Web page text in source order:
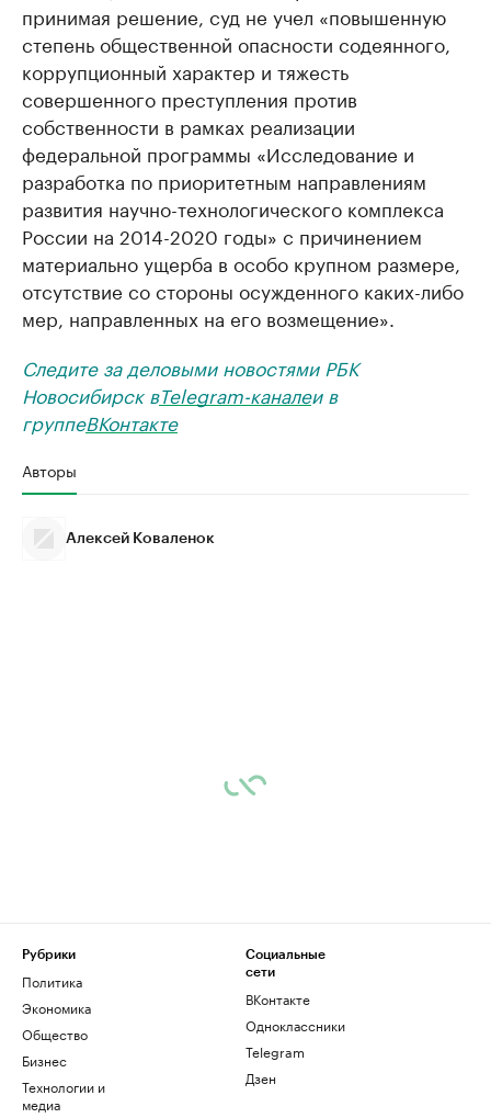
принимая решение, суд не учел «повышенную
степень общественной опасности содеянного,
коррупционный характер и тяжесть
совершенного преступления против
собственности в рамках реализации
федеральной программы «Исследование и
разработка по приоритетным направлениям
развития научно-технологического комплекса
России на 2014-2020 годы» с причинением
материально ущерба в особо крупном размере,
отсутствие со стороны осужденного каких-либо
мер, направленных на его возмещение».
Следите за деловыми новостями РБК
Новосибирск вTelegram-каналеи в
группеВКонтакте
Авторы
Алексей Коваленок
Рубрики
Политика
Экономика
Общество
Бизнес
Технологии и
медиа
Социальные
сети
ВКонтакте
Одноклассники
Telegram
Дзен